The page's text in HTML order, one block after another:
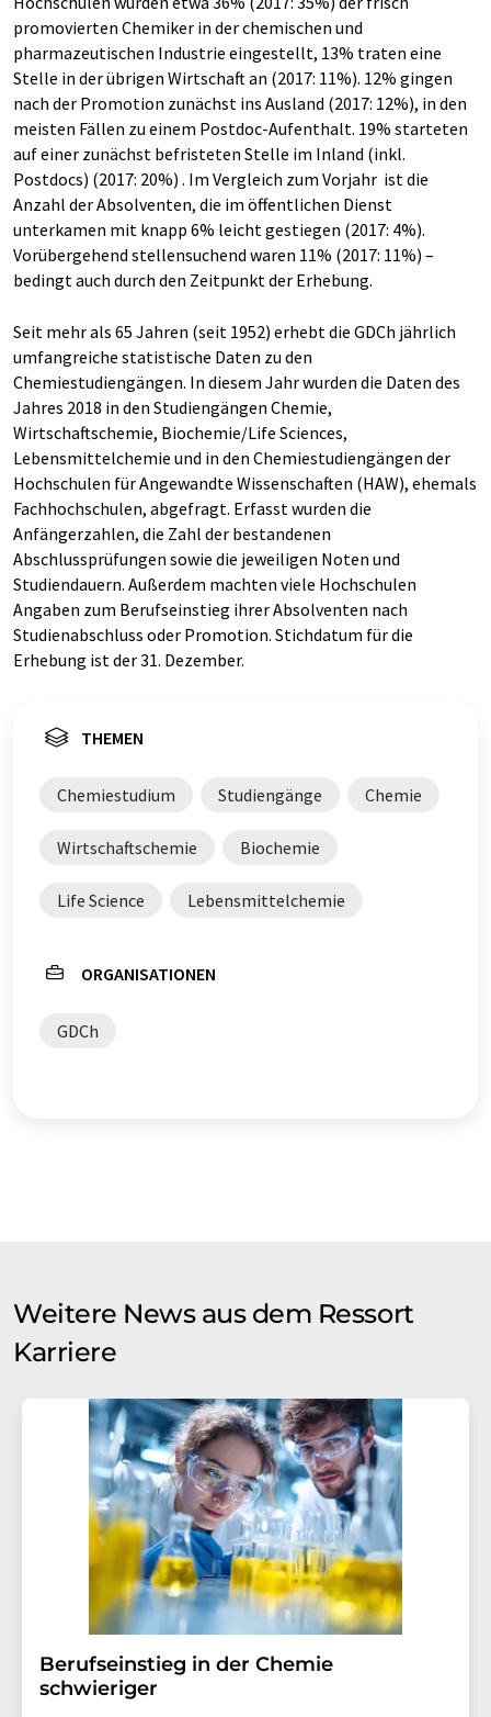
promovierten Chemiker in der chemischen und
pharmazeutischen Industrie eingestellt, 13% traten eine
Stelle in der übrigen Wirtschaft an (2017: 11%). 12% gingen
nach der Promotion zunächst ins Ausland (2017: 12%), in den
meisten Fällen zu einem Postdoc-Aufenthalt. 19% starteten
auf einer zunächst befristeten Stelle im Inland (inkl.
Postdocs) (2017: 20%) . Im Vergleich zum Vorjahr ist die
Anzahl der Absolventen, die im öffentlichen Dienst
unterkamen mit knapp 6% leicht gestiegen (2017: 4%).
Vorübergehend stellensuchend waren 11% (2017: 11%) –
bedingt auch durch den Zeitpunkt der Erhebung.
Seit mehr als 65 Jahren (seit 1952) erhebt die GDCh jährlich
umfangreiche statistische Daten zu den
Chemiestudiengängen. In diesem Jahr wurden die Daten des
Jahres 2018 in den Studiengängen Chemie,
Wirtschaftschemie, Biochemie/Life Sciences,
Lebensmittelchemie und in den Chemiestudiengängen der
Hochschulen für Angewandte Wissenschaften (HAW), ehemals
Fachhochschulen, abgefragt. Erfasst wurden die
Anfängerzahlen, die Zahl der bestandenen
Abschlussprüfungen sowie die jeweiligen Noten und
Studiendauern. Außerdem machten viele Hochschulen
Angaben zum Berufseinstieg ihrer Absolventen nach
Studienabschluss oder Promotion. Stichdatum für die
Erhebung ist der 31. Dezember.
THEMEN
Chemiestudium Studiengänge Chemie
Wirtschaftschemie Biochemie
Life Science Lebensmittelchemie
ORGANISATIONEN
GDCh
Weitere News aus dem Ressort
Karriere
Berufseinstieg in der Chemie
schwieriger